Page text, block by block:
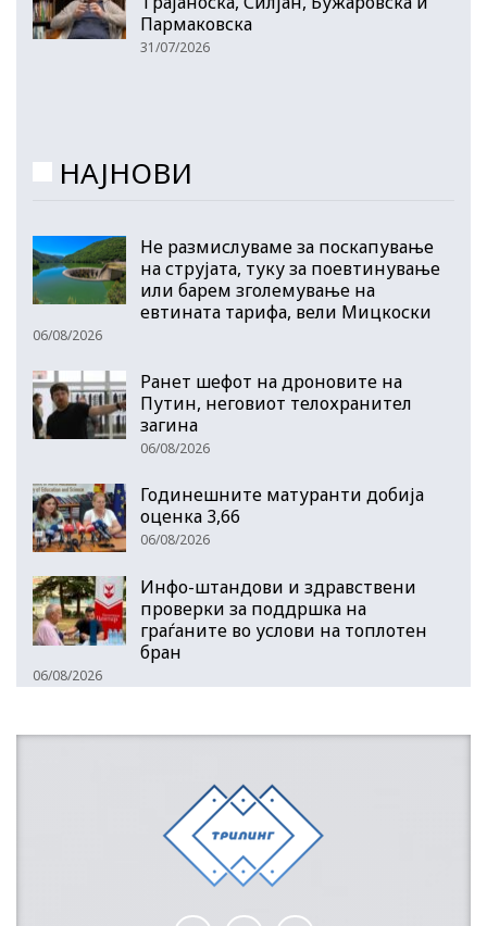
Пармаковска
31/07/2026
НАЈНОВИ
Не размислуваме за поскапување
на струјата, туку за поевтинување
или барем зголемување на
евтината тарифа, вели Мицкоски
06/08/2026
Ранет шефот на дроновите на
Путин, неговиот телохранител
загина
06/08/2026
Годинешните матуранти добија
оценка 3,66
06/08/2026
Инфо-штандови и здравствени
проверки за поддршка на
граѓаните во услови на топлотен
бран
06/08/2026